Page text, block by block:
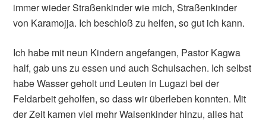
immer wieder Straßenkinder wie mich, Straßenkinder
von Karamojja. Ich beschloß zu helfen, so gut ich kann.
Ich habe mit neun Kindern angefangen, Pastor Kagwa
half, gab uns zu essen und auch Schulsachen. Ich selbst
habe Wasser geholt und Leuten in Lugazi bei der
Feldarbeit geholfen, so dass wir überleben konnten. Mit
der Zeit kamen viel mehr Waisenkinder hinzu, alles hat